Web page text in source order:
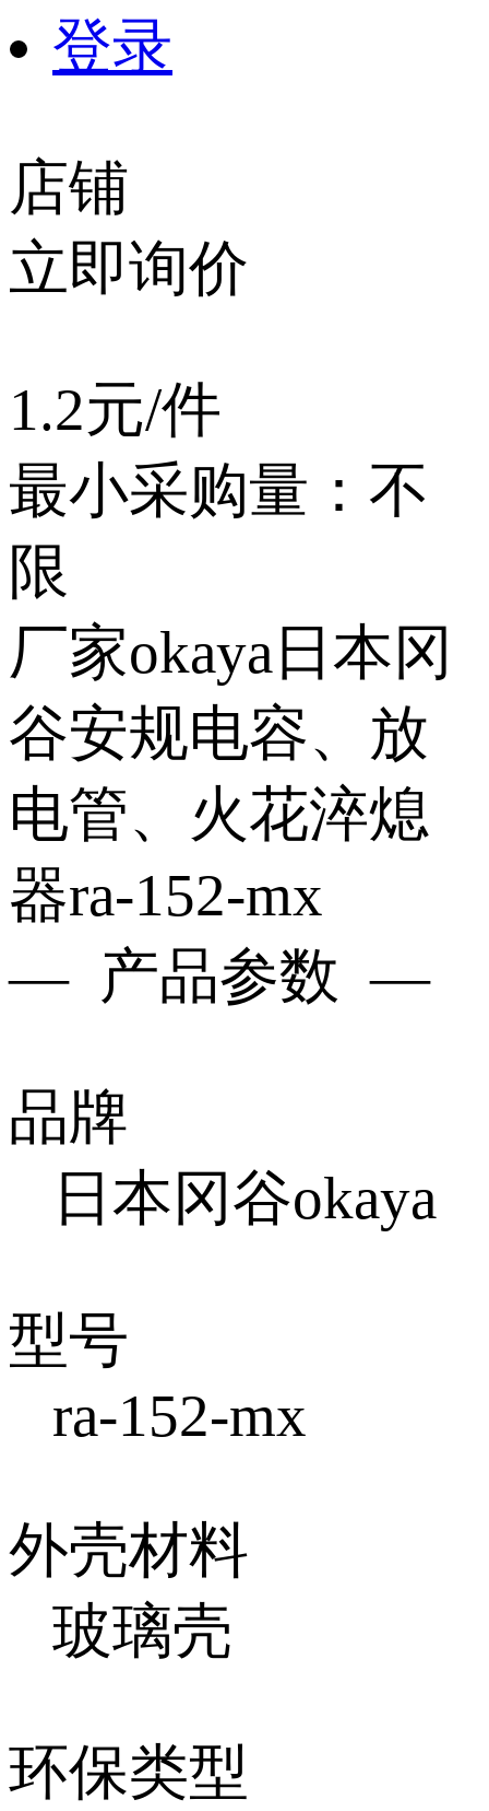
登录
店铺
立即询价
1.2元/件
最小采购量：不
限
厂家okaya日本冈
谷安规电容、放
电管、火花淬熄
器ra-152-mx
— 产品参数 —
品牌
日本冈谷okaya
型号
ra-152-mx
外壳材料
玻璃壳
环保类型